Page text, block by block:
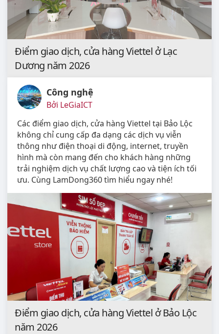
Điểm giao dịch, cửa hàng Viettel ở Lạc
Dương năm 2026
Công nghệ
Bởi LeGiaICT
Các điểm giao dịch, cửa hàng Viettel tại Bảo Lộc
không chỉ cung cấp đa dạng các dịch vụ viễn
thông như điện thoại di động, internet, truyền
hình mà còn mang đến cho khách hàng những
trải nghiệm dịch vụ chất lượng cao và tiện ích tối
ưu. Cùng LamDong360 tìm hiểu ngay nhé!
Điểm giao dịch, cửa hàng Viettel ở Bảo Lộc
năm 2026